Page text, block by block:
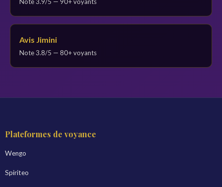
Avis Jimini
Note 3.8/5 — 80+ voyants
Plateformes de voyance
Wengo
Spiriteo